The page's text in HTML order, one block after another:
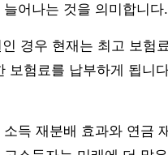
어나는 것을 의미합니다.
경우 현재는 최고 보험
보험료를 납부하게 됩니
득 재분배 효과와 연금